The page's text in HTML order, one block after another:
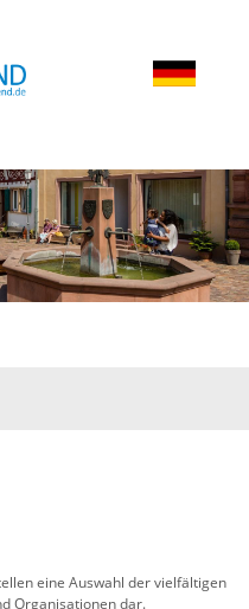
eine Auswahl der vielfältigen
Organisationen dar.